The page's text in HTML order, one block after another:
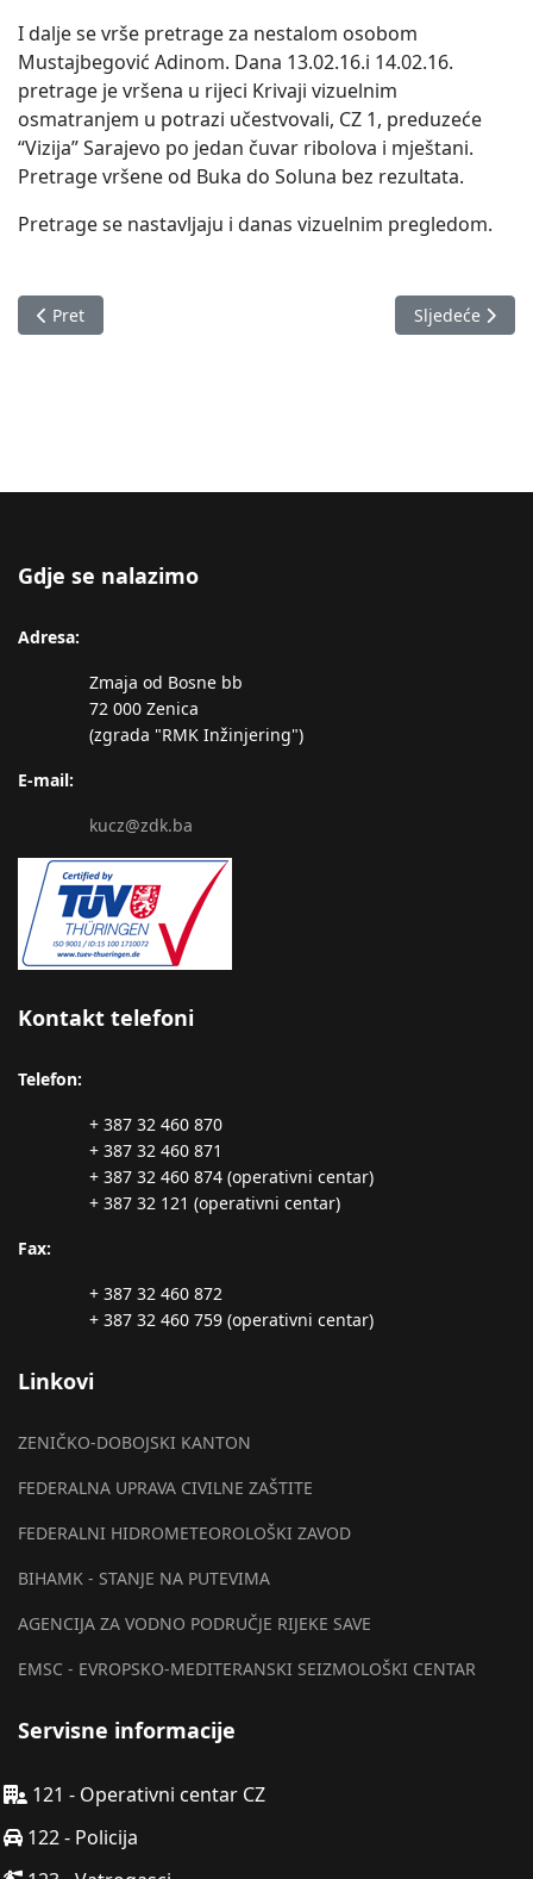
I dalje se vrše pretrage za nestalom osobom
Mustajbegović Adinom. Dana 13.02.16.i 14.02.16.
pretrage je vršena u rijeci Krivaji vizuelnim
osmatranjem u potrazi učestvovali, CZ 1, preduzeće
“Vizija” Sarajevo po jedan čuvar ribolova i mještani.
Pretrage vršene od Buka do Soluna bez rezultata.
Pretrage se nastavljaju i danas vizuelnim pregledom.
Prethodni članak: Izvještaj o stanju u Zeničko-dobojskom
Pret Sljedeći
Sljedeće
Gdje se nalazimo
Adresa:
Zmaja od Bosne bb
72 000 Zenica
(zgrada "RMK Inžinjering")
E-mail:
kucz@zdk.ba
Kontakt telefoni
Telefon:
+ 387 32 460 870
+ 387 32 460 871
+ 387 32 460 874 (operativni centar)
+ 387 32 121 (operativni centar)
Fax:
+ 387 32 460 872
+ 387 32 460 759 (operativni centar)
Linkovi
ZENIČKO-DOBOJSKI KANTON
FEDERALNA UPRAVA CIVILNE ZAŠTITE
FEDERALNI HIDROMETEOROLOŠKI ZAVOD
BIHAMK - STANJE NA PUTEVIMA
AGENCIJA ZA VODNO PODRUČJE RIJEKE SAVE
EMSC - EVROPSKO-MEDITERANSKI SEIZMOLOŠKI CENTAR
Servisne informacije
121 - Operativni centar CZ
122 - Policija